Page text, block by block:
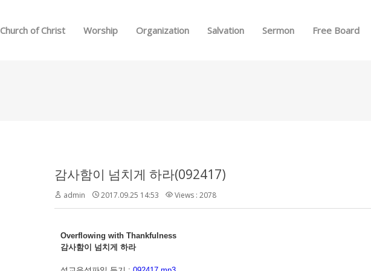
Church of Christ Worship Organization Salvation Sermon Free Board
감사함이 넘치게 하라(092417)
admin 2017.09.25 14:53 Views : 2078
Overflowing with Thankfulness
감사함이
넘치게 하라